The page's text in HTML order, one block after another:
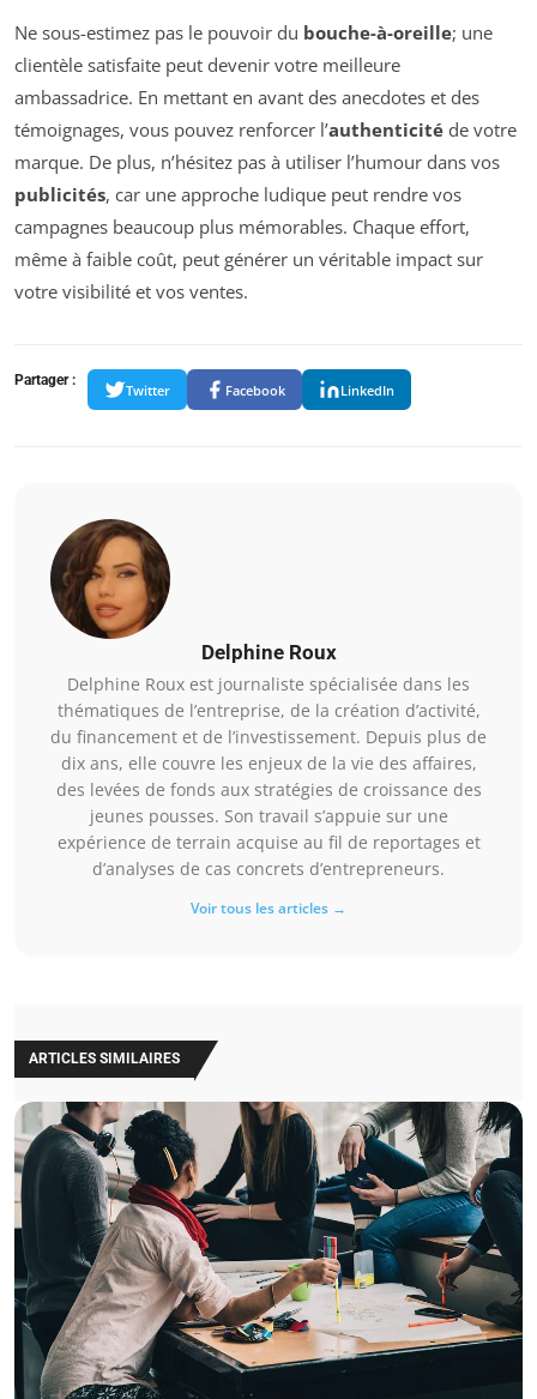
Ne sous-estimez pas le pouvoir du bouche-à-oreille; une
clientèle satisfaite peut devenir votre meilleure
ambassadrice. En mettant en avant des anecdotes et des
témoignages, vous pouvez renforcer l’authenticité de votre
marque. De plus, n’hésitez pas à utiliser l’humour dans vos
publicités, car une approche ludique peut rendre vos
campagnes beaucoup plus mémorables. Chaque effort,
même à faible coût, peut générer un véritable impact sur
votre visibilité et vos ventes.
Partager :
Twitter Facebook LinkedIn
Delphine Roux
Delphine Roux est journaliste spécialisée dans les
thématiques de l’entreprise, de la création d’activité,
du financement et de l’investissement. Depuis plus de
dix ans, elle couvre les enjeux de la vie des affaires,
des levées de fonds aux stratégies de croissance des
jeunes pousses. Son travail s’appuie sur une
expérience de terrain acquise au fil de reportages et
d’analyses de cas concrets d’entrepreneurs.
Voir tous les articles →
ARTICLES SIMILAIRES